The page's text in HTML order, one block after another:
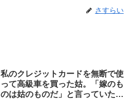
さすらい
私のクレジットカードを無断で使
って高級車を買った姑。「嫁のも
のは姑のものだ」と言っていた